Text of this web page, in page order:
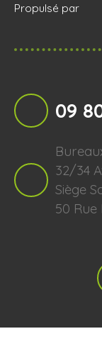
Propulsé par
09
32/34
Siège
50 Rue